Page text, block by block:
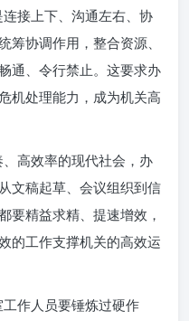
连接上下、沟通左右、协
筹协调作用，整合资源、
通、令行禁止。这要求办
机处理能力，成为机关高
高效率的现代社会，办
文稿起草、会议组织到信
要精益求精、提速增效，
的工作支撑机关的高效运
工作人员要锤炼过硬作